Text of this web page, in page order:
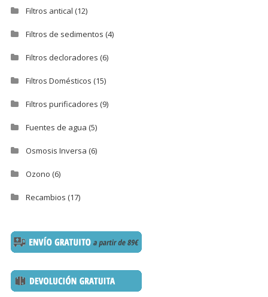
Filtros antical (12)
Filtros de sedimentos (4)
Filtros decloradores (6)
Filtros Domésticos (15)
Filtros purificadores (9)
Fuentes de agua (5)
Osmosis Inversa (6)
Ozono (6)
Recambios (17)